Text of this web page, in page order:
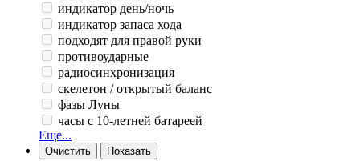
индикатор день/ночь
индикатор запаса хода
подходят для правой руки
противоударные
радиосинхронизация
скелетон / открытый баланс
фазы Луны
часы с 10-летней батареей
Еще...